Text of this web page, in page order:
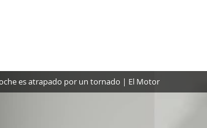
es atrapado por un tornado | El Motor